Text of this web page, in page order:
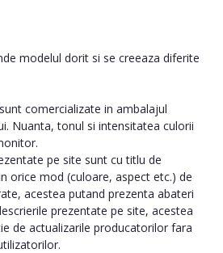
modelul dorit si se creeaza diferite
comercializate in ambalajul
Nuanta, tonul si intensitatea culorii
pe site sunt cu titlu de
orice mod (culoare, aspect etc.) de
acestea putand prezenta abateri
prezentate pe site, acestea
de actualizarile producatorilor fara